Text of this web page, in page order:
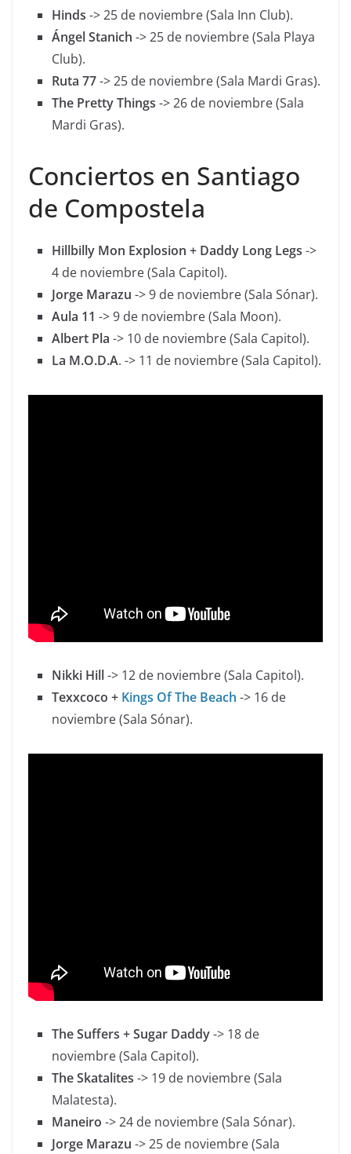
Hinds -> 25 de noviembre (Sala Inn Club).
Ángel Stanich -> 25 de noviembre (Sala Playa
Club).
Ruta 77-> 25 de noviembre (Sala Mardi Gras).
The Pretty Things -> 26 de noviembre (Sala
Mardi Gras).
Conciertos en Santiago
de Compostela
Hillbilly Mon Explosion + Daddy Long Legs ->
4 de noviembre (Sala Capitol).
Jorge Marazu -> 9 de noviembre (Sala Sónar).
Aula 11 -> 9 de noviembre (Sala Moon).
Albert Pla -> 10 de noviembre (Sala Capitol).
La M.O.D.A. -> 11 de noviembre (Sala Capitol).
Nikki Hill-> 12 de noviembre (Sala Capitol).
Texxcoco + Kings Of The Beach -> 16 de
noviembre (Sala Sónar).
The Suffers + Sugar Daddy-> 18 de
noviembre (Sala Capitol).
The Skatalites -> 19 de noviembre (Sala
Malatesta).
Maneiro -> 24 de noviembre (Sala Sónar).
Jorge Marazu -> 25 de noviembre (Sala